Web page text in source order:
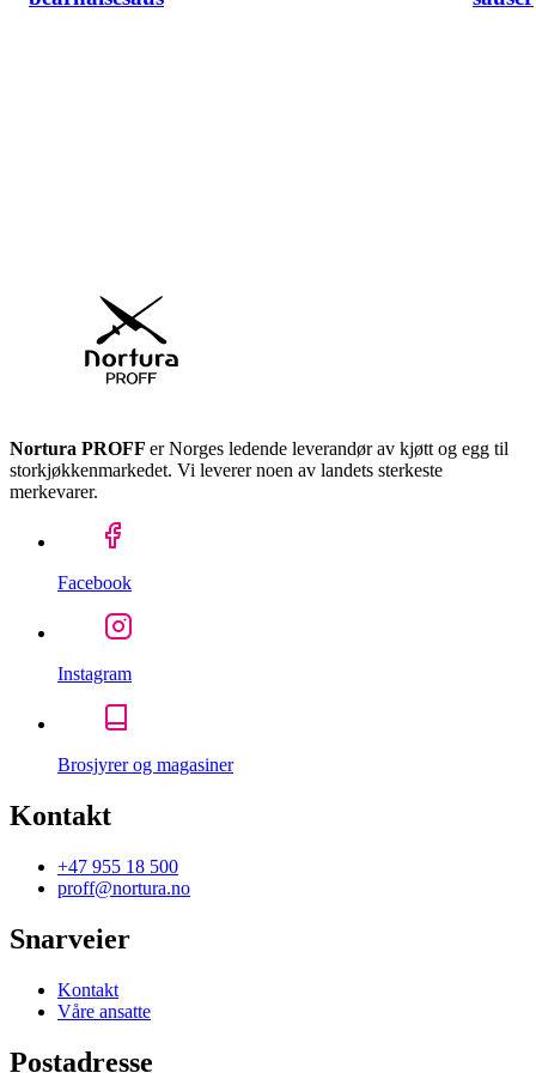
Nortura PROFF er Norges ledende leverandør av kjøtt og egg til
storkjøkkenmarkedet. Vi leverer noen av landets sterkeste
merkevarer.
Facebook
Instagram
Brosjyrer og magasiner
Kontakt
+47 955 18 500
proff@nortura.no
Snarveier
Kontakt
Våre ansatte
Postadresse